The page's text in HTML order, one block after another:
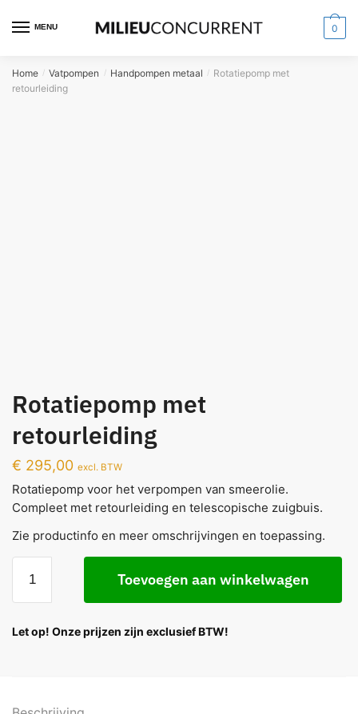
MENU 0
Home / Vatpompen / Handpompen metaal / Rotatiepomp met
retourleiding
Rotatiepomp met
retourleiding
€ 295,00 excl. BTW
Rotatiepomp voor het verpompen van smeerolie.
Compleet met retourleiding en telescopische zuigbuis.
Zie productinfo en meer omschrijvingen en toepassing.
Toevoegen aan winkelwagen
Let op! Onze prijzen zijn exclusief BTW!